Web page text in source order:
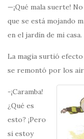
—¡Qué mala suerte!
que se está mojando
en el jardín de mi casa.
La magia surtió
se remontó por los
-¡Caramba!
¿Qué es
esto? ¡Pero
si estoy